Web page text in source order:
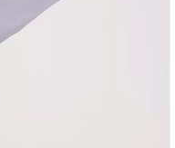
с высокой
TRACKS 01
Giulia